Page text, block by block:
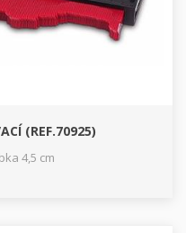
(REF.70925)
4,5 cm